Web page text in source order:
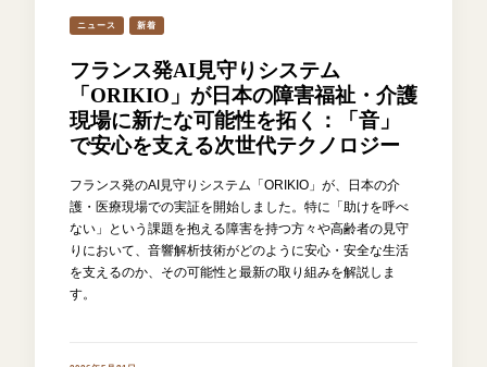
ニュース 新着
フランス発AI見守りシステム
「ORIKIO」が日本の障害福祉・介護
現場に新たな可能性を拓く：「音」
で安心を支える次世代テクノロジー
フランス発のAI見守りシステム「ORIKIO」が、日本の介
護・医療現場での実証を開始しました。特に「助けを呼べ
ない」という課題を抱える障害を持つ方々や高齢者の見守
りにおいて、音響解析技術がどのように安心・安全な生活
を支えるのか、その可能性と最新の取り組みを解説しま
す。